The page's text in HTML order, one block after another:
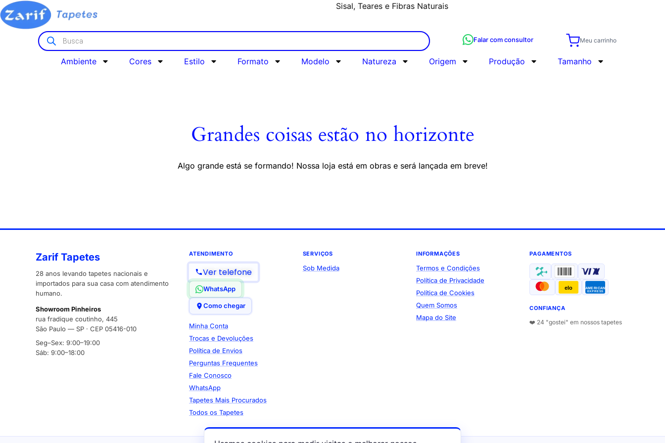
Tapetes Artesanais e Kilim
Sisal, Teares e Fibras Naturais
Meu carrinho
Falar com consultor
Ambiente Cores Estilo Formato Modelo Natureza Origem Produção Tamanho
Grandes coisas estão no horizonte
Algo grande está se formando! Nossa loja está em obras e será lançada em breve!
Zarif Tapetes
28 anos levando tapetes nacionais e
importados para sua casa com atendimento
humano.
Showroom Pinheiros
rua fradique coutinho, 445
São Paulo — SP · CEP 05416-010
Seg–Sex: 9:00–19:00
Sáb: 9:00–18:00
ATENDIMENTO
Ver telefone
WhatsApp
Como chegar
Minha Conta
Trocas e Devoluções
Política de Envios
Perguntas Frequentes
Fale Conosco
WhatsApp
Tapetes Mais Procurados
Todos os Tapetes
SERVIÇOS
Sob Medida
INFORMAÇÕES
Termos e Condições
Política de Privacidade
Política de Cookies
Quem Somos
Mapa do Site
PAGAMENTOS
elo AMERICAN
EXPRESS
CONFIANÇA
❤️ 24 "gostei" em nossos tapetes